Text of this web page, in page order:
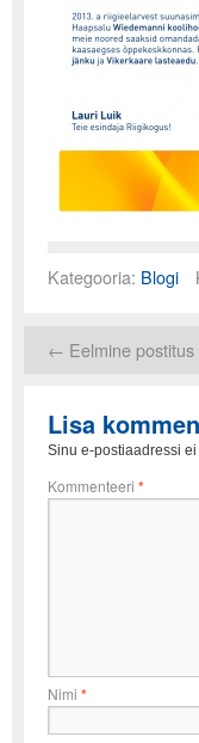
Kategooria: Blogi
← Eelmine postitus
Lisa
Sinu e-postiaadressi
Kommenteeri *
Nimi *